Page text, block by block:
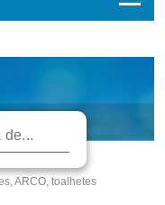
ARCO, toalhetes